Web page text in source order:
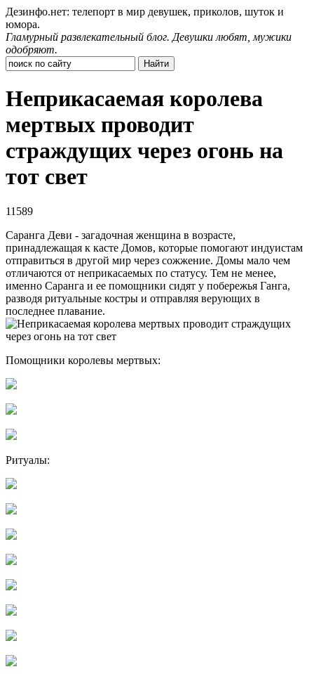
Дезинфо.нет: телепорт в мир девушек, приколов, шуток и
юмора.
Гламурный развлекательный блог. Девушки любят, мужики
одобряют.
Неприкасаемая королева
мертвых проводит
страждущих через огонь на
тот свет
11589
Саранга Деви - загадочная женщина в возрасте,
принадлежащая к касте Домов, которые помогают индуистам
отправиться в другой мир через сожжение. Домы мало чем
отличаются от неприкасаемых по статусу. Тем не менее,
именно Саранга и ее помощники сидят у побережья Ганга,
разводя ритуальные костры и отправляя верующих в
последнее плавание.
Помощники королевы мертвых:
Ритуалы: